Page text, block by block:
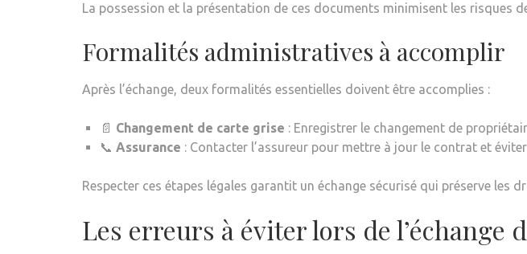
La possession et la présentation de ces documents minimisent les risques
Formalités administratives à accomplir
Après l’échange, deux formalités essentielles doivent être accomplies :
📄 Changement de carte grise : Enregistrer le changement de
📞 Assurance : Contacter l’assureur pour mettre à jour le contrat et
Respecter ces étapes légales garantit un échange sécurisé qui préserve les
Les erreurs à éviter lors de l’échange